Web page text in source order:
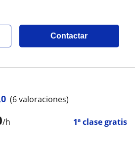
Contactar
/h 1ª clase gratis
(6 valoraciones)